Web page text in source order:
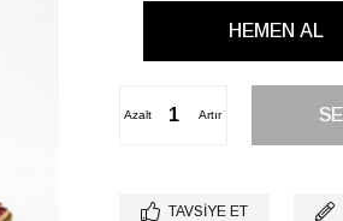
Artır
Azalt
TAVSIYE ET